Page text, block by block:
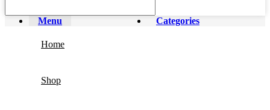
Menu Categories
Home
Shop